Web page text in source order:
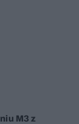
M3 z